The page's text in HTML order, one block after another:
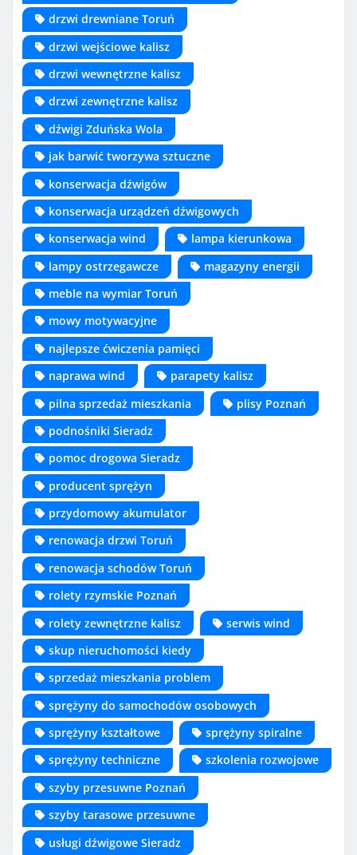
drzwi drewniane Toruń
drzwi wejściowe kalisz
drzwi wewnętrzne kalisz
drzwi zewnętrzne kalisz
dźwigi Zduńska Wola
jak barwić tworzywa sztuczne
konserwacja dźwigów
konserwacja urządzeń dźwigowych
konserwacja wind
lampa kierunkowa
lampy ostrzegawcze
magazyny energii
meble na wymiar Toruń
mowy motywacyjne
najlepsze ćwiczenia pamięci
naprawa wind
parapety kalisz
pilna sprzedaż mieszkania
plisy Poznań
podnośniki Sieradz
pomoc drogowa Sieradz
producent sprężyn
przydomowy akumulator
renowacja drzwi Toruń
renowacja schodów Toruń
rolety rzymskie Poznań
rolety zewnętrzne kalisz
serwis wind
skup nieruchomości kiedy
sprzedaż mieszkania problem
sprężyny do samochodów osobowych
sprężyny kształtowe
sprężyny spiralne
sprężyny techniczne
szkolenia rozwojowe
szyby przesuwne Poznań
szyby tarasowe przesuwne
usługi dźwigowe Sieradz